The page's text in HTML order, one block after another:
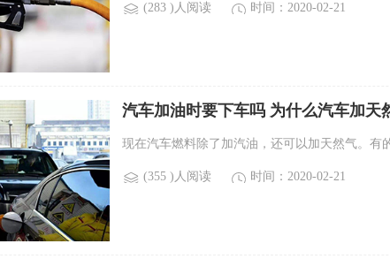
(283 )人阅读 时间：2020-02-21
汽车加油时要下车吗 为什么汽车加天
现在汽车燃料除了加汽油，还可以加天然气。有
(355 )人阅读 时间：2020-02-21